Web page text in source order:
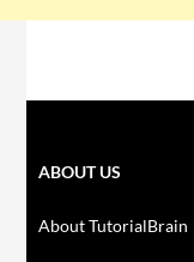
ABOUT US
About TutorialBrain